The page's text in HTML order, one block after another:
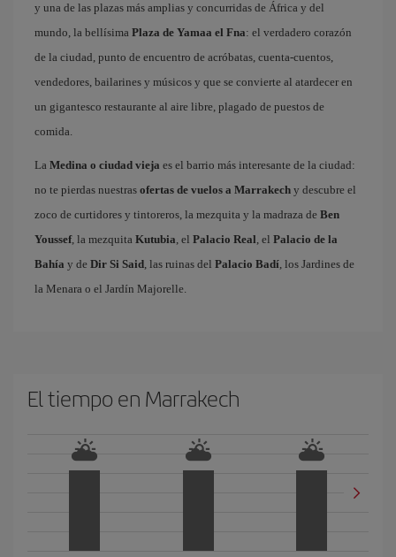
y una de las plazas más amplias y concurridas de África y del
mundo, la bellísima Plaza de Yamaa el Fna: el verdadero corazón
de la ciudad, punto de encuentro de acróbatas, cuenta-cuentos,
vendedores, bailarines y músicos y que se convierte al atardecer en
un gigantesco restaurante al aire libre, plagado de puestos de
comida.
La Medina o ciudad vieja es el barrio más interesante de la ciudad:
no te pierdas nuestras ofertas de vuelos a Marrakech y descubre el
zoco de curtidores y tintoreros, la mezquita y la madraza de Ben
Youssef, la mezquita Kutubia, el Palacio Real, el Palacio de la
Bahía y de Dir Si Said, las ruinas del Palacio Badí, los Jardines de
la Menara o el Jardín Majorelle.
El tiempo en Marrakech